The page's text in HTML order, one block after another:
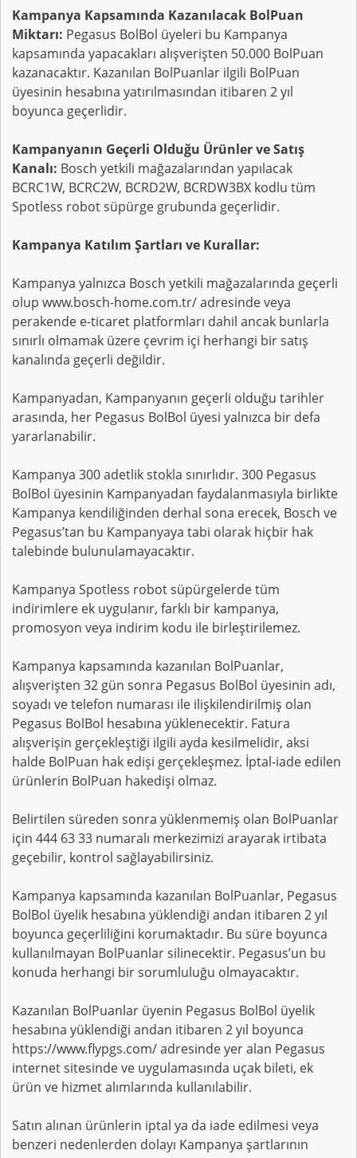
Kampanya Kapsamında Kazanılacak BolPuan
Miktarı: Pegasus BolBol üyeleri bu Kampanya
kapsamında yapacakları alışverişten 50.000 BolPuan
kazanacaktır. Kazanılan BolPuanlar ilgili BolPuan
üyesinin hesabına yatırılmasından itibaren 2 yıl
boyunca geçerlidir.
Kampanyanın Geçerli Olduğu Ürünler ve Satış
Kanalı: Bosch yetkili mağazalarından yapılacak
BCRC1W, BCRC2W, BCRD2W, BCRDW3BX kodlu tüm
Spotless robot süpürge grubunda geçerlidir.
Kampanya Katılım Şartları ve Kurallar:
Kampanya yalnızca Bosch yetkili mağazalarında geçerli
olup www.bosch-home.com.tr/ adresinde veya
perakende e-ticaret platformları dahil ancak bunlarla
sınırlı olmamak üzere çevrim içi herhangi bir satış
kanalında geçerli değildir.
Kampanyadan, Kampanyanın geçerli olduğu tarihler
arasında, her Pegasus BolBol üyesi yalnızca bir defa
yararlanabilir.
Kampanya 300 adetlik stokla sınırlıdır. 300 Pegasus
BolBol üyesinin Kampanyadan faydalanmasıyla birlikte
Kampanya kendiliğinden derhal sona erecek, Bosch ve
Pegasus’tan bu Kampanyaya tabi olarak hiçbir hak
talebinde bulunulamayacaktır.
Kampanya Spotless robot süpürgelerde tüm
indirimlere ek uygulanır, farklı bir kampanya,
promosyon veya indirim kodu ile birleştirilemez.
Kampanya kapsamında kazanılan BolPuanlar,
alışverişten 32 gün sonra Pegasus BolBol üyesinin adı,
soyadı ve telefon numarası ile ilişkilendirilmiş olan
Pegasus BolBol hesabına yüklenecektir. Fatura
alışverişin gerçekleştiği ilgili ayda kesilmelidir, aksi
halde BolPuan hak edişi gerçekleşmez. İptal-iade edilen
ürünlerin BolPuan hakedişi olmaz.
Belirtilen süreden sonra yüklenmemiş olan BolPuanlar
için 444 63 33 numaralı merkezimizi arayarak irtibata
geçebilir, kontrol sağlayabilirsiniz.
Kampanya kapsamında kazanılan BolPuanlar, Pegasus
BolBol üyelik hesabına yüklendiği andan itibaren 2 yıl
boyunca geçerliliğini korumaktadır. Bu süre boyunca
kullanılmayan BolPuanlar silinecektir. Pegasus’un bu
konuda herhangi bir sorumluluğu olmayacaktır.
Kazanılan BolPuanlar üyenin Pegasus BolBol üyelik
hesabına yüklendiği andan itibaren 2 yıl boyunca
https://www.flypgs.com/ adresinde yer alan Pegasus
internet sitesinde ve uygulamasında uçak bileti, ek
ürün ve hizmet alımlarında kullanılabilir.
Satın alınan ürünlerin iptal ya da iade edilmesi veya
benzeri nedenlerden dolayı Kampanya şartlarının